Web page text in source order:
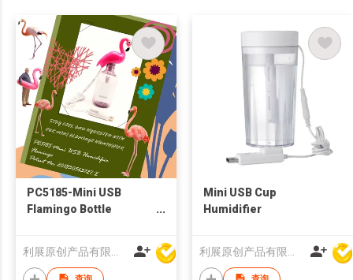
PC5185-Mini USB
Flamingo Bottle
Mini USB Cup
Humidifier